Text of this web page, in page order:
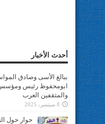
أحدث الأخبار
ببالغ الأسى وصادق
ابومحفوظ رئيس ومؤسس
والمثقفين العرب
8 سبتمبر، 2025
حوار حول